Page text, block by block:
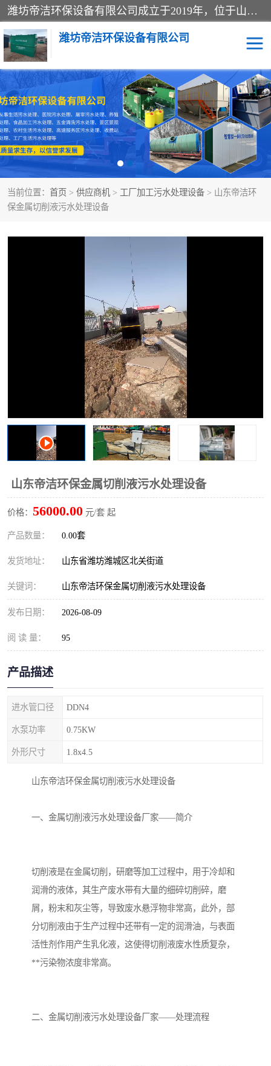
潍坊帝洁环保设备有限公司成立于2019年，位于山东省潍坊市潍城经济开发区；公司专注于环境保护专用设备及配件的研发、生产、安装与销售，同时涉及医用消毒设备、机电设备和仪器仪表的销售。此外，公司提供环保工程施工、环保技术研发与转让、技术服务以及环境工程专项设计服务，致力于为客户提供全面的环保解决方案，助力绿色可持续发展。
潍坊帝洁环保设备有限公司
当前位置： 首页 > 供应商机 > 工厂加工污水处理设备 > 山东帝洁环
保金属切削液污水处理设备
山东帝洁环保金属切削液污水处理设备
价格： 56000.00 元/套 起
产品数量： 0.00套
发货地址： 山东省潍坊潍城区北关街道
关键词： 山东帝洁环保金属切削液污水处理设备
发布日期： 2026-08-09
阅 读 量： 95
产品描述
进水管口径 DDN4
水泵功率 0.75KW
外形尺寸 1.8x4.5
山东帝洁环保金属切削液污水处理设备
一、金属切削液污水处理设备厂家——简介
切削液是在金属切削，研磨等加工过程中，用于冷却和
润滑的液体，其生产废水带有大量的细碎切削碎，磨
屑，粉末和灰尘等，导致废水悬浮物非常高，此外，部
分切削液由于生产过程中还带有一定的润滑油，与表面
活性剂作用产生乳化液，这使得切削液废水性质复杂，
**污染物浓度非常高。
二、金属切削液污水处理设备厂家——处理流程
一体化提升泵站 屠宰肉食品加工污水处理
设备
一体化生活污水处理设备 学校污水处理设备
医院污水处理设备 喷涂废水油墨废水
玻璃钢一体化污水处理设 水性涂料加工污水处理设
平流式溶气气浮机 风景区旅游景点污水处理
设备
高速服务区收费站污水处 微动力生化污水处理设备
海鲜加工污水处理设备 蒸发器设备价格
客运站污水处理设备 航站楼厕所污水处理设备
UASB厌氧塔 加油站油田景点旅游区污
水处理设备
风电场变电站污水处理设
备
叠螺污泥脱水机
疾控中心一体化设备处理 一体化净北槽污水处理设
餐具消毒污水处理设备
塑料编织袋一体化污水处
理设备
养老院污水处理一体化设
整形医院污水处理设备
酿酒厂一体化污水处理设
备
生活一体化污水处理设备
复合二氧化氯发生器污水
处理设备
屠宰场一体化污水处理设
地埋式一体化污水处理设
备设备
加药装置污水设备
城乡生活污水处理设备设 MBR膜污水处理设备
印刷厂污水处理设备 二级生化污水处理设备
污水提升泵站 口腔科污水处理设备
风景区生活污水处理一体
备
成套生活污水处理设备 小型污水处理设备